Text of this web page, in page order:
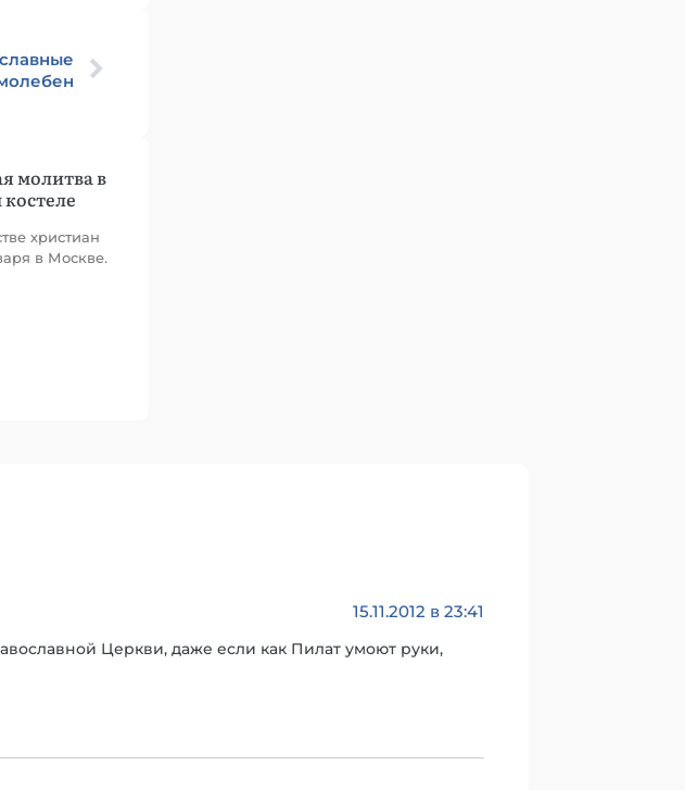
молитва в
христиан
в Москве.
15.11.2012 в 23:41
Церкви, даже если как Пилат умоют руки,